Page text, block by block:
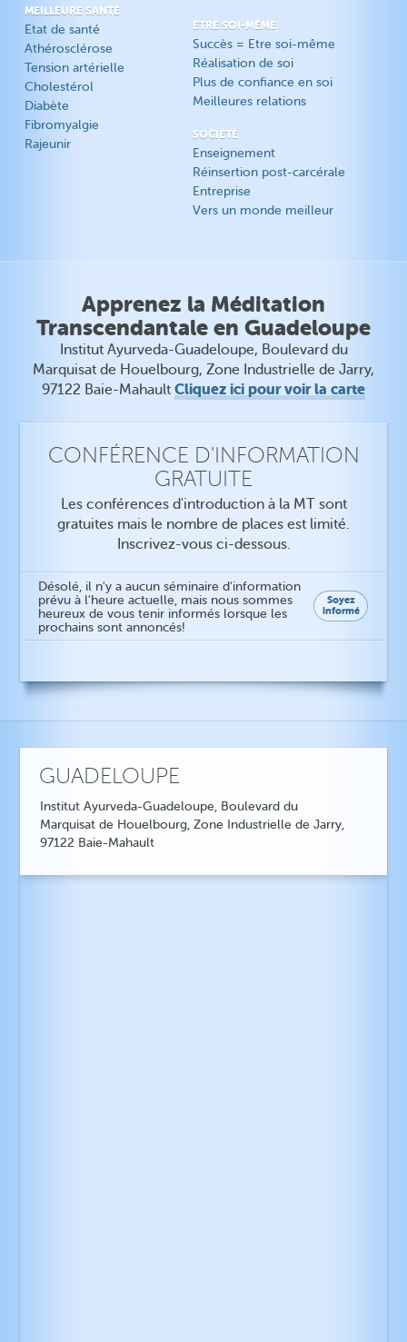
MEILLEURE SANTÉ
Etat de santé
Athérosclérose
Tension artérielle
Cholestérol
Diabète
Fibromyalgie
Rajeunir
ETRE SOI-MÊME
Succès = Etre soi-même
Réalisation de soi
Plus de confiance en soi
Meilleures relations
SOCIÉTÉ
Enseignement
Réinsertion post-carcérale
Entreprise
Vers un monde meilleur
Apprenez la Méditation
Transcendantale en Guadeloupe
Institut Ayurveda-Guadeloupe, Boulevard du
Marquisat de Houelbourg, Zone Industrielle de Jarry,
97122 Baie-Mahault Cliquez ici pour voir la carte
CONFÉRENCE D'INFORMATION
GRATUITE
Les conférences d'introduction à la MT sont
gratuites mais le nombre de places est limité.
Inscrivez-vous ci-dessous.
Désolé, il n'y a aucun séminaire d'information
prévu à l'heure actuelle, mais nous sommes
heureux de vous tenir informés lorsque les
prochains sont annoncés!
Soyez
informé
GUADELOUPE
Institut Ayurveda-Guadeloupe, Boulevard du
Marquisat de Houelbourg, Zone Industrielle de Jarry,
97122 Baie-Mahault